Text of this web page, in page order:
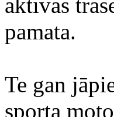
pamata.
Te gan
sporta